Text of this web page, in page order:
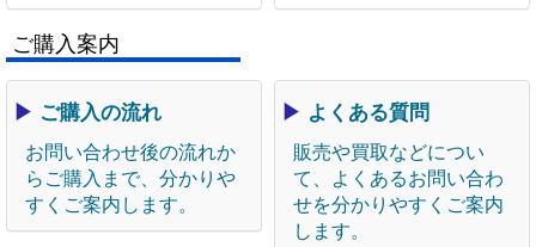
ご購入案内
▶ ご購入の流れ
お問い合わせ後の流れか
らご購入まで、分かりや
すくご案内します。
▶ よくある質問
販売や買取などについ
て、よくあるお問い合わ
せを分かりやすくご案内
します。